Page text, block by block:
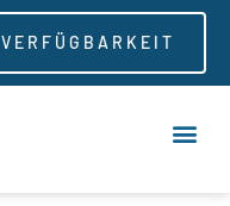
VERFÜGBARKEIT